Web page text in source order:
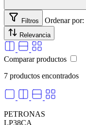
Filtros Ordenar por:
Relevancia
Comparar productos
7 productos encontrados
PETRONAS
LP38CA